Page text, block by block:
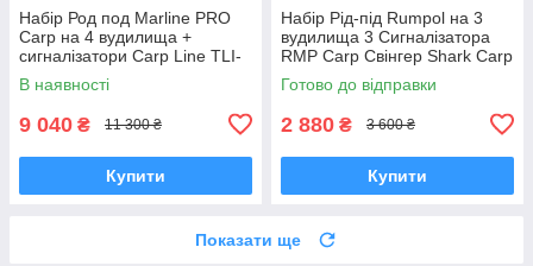
Набір Род под Marline PRO
Carp на 4 вудилища +
сигналізатори Carp Line TLI-
28 4+1 зі свінгерами Swinger
02 у кейсі
В наявності
9 040 ₴ 11 300 ₴
Купити
Набір Рід-під Rumpol на 3
вудилища 3 Сигналізатора
RMP Carp Свінгер Shark Carp
Зелений - 3шт
Готово до відправки
2 880 ₴ 3 600 ₴
Купити
Показати ще